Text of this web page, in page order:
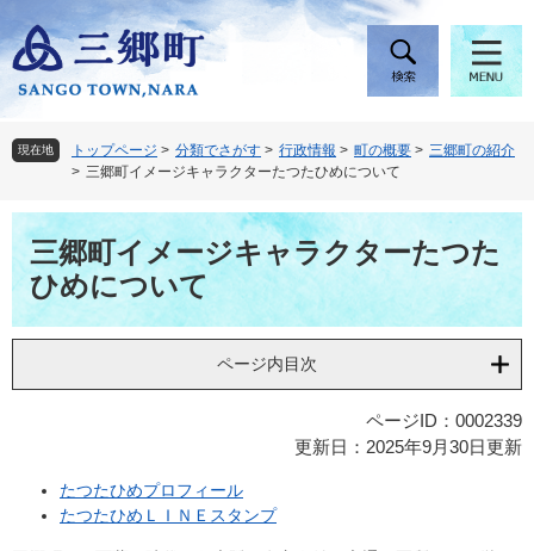
ー
ジ
頭
で
。
ニ
ュ
飛
ば
て
へ
現在地 トップページ > 分類でさがす > 行政情報 > 町の概要 > 三郷町の紹介
> 三郷町イメージキャラクターたつたひめについて
三郷町イメージキャラクターたつた
ひめについて
ページ内目次
ページID：0002339
更新日：2025年9月30日更新
たつたひめプロフィール
たつたひめＬＩＮＥスタンプ